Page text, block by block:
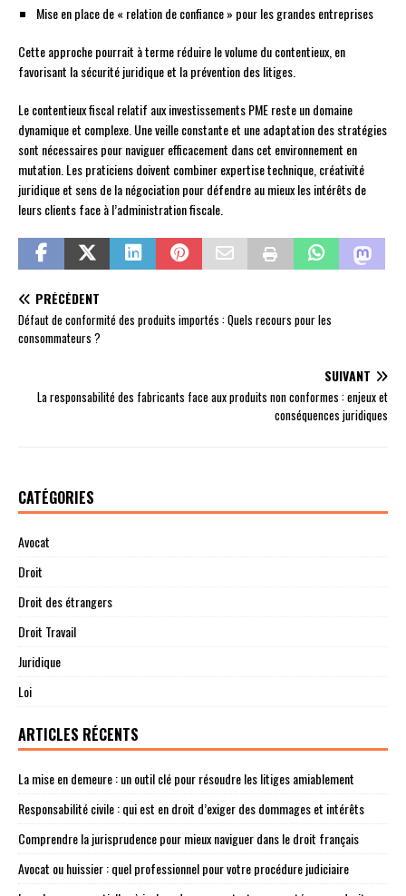
Mise en place de « relation de confiance » pour les grandes entreprises
Cette approche pourrait à terme réduire le volume du contentieux, en
favorisant la sécurité juridique et la prévention des litiges.
Le contentieux fiscal relatif aux investissements PME reste un domaine
dynamique et complexe. Une veille constante et une adaptation des stratégies
sont nécessaires pour naviguer efficacement dans cet environnement en
mutation. Les praticiens doivent combiner expertise technique, créativité
juridique et sens de la négociation pour défendre au mieux les intérêts de
leurs clients face à l’administration fiscale.
PRÉCÉDENT
Défaut de conformité des produits importés : Quels recours pour les
consommateurs ?
SUIVANT
La responsabilité des fabricants face aux produits non conformes : enjeux et
conséquences juridiques
CATÉGORIES
Avocat
Droit
Droit des étrangers
Droit Travail
Juridique
Loi
ARTICLES RÉCENTS
La mise en demeure : un outil clé pour résoudre les litiges amiablement
Responsabilité civile : qui est en droit d’exiger des dommages et intérêts
Comprendre la jurisprudence pour mieux naviguer dans le droit français
Avocat ou huissier : quel professionnel pour votre procédure judiciaire